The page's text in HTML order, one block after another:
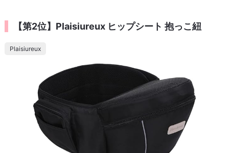
【第2位】Plaisiureux ヒップシート 抱っこ紐
Plaisiureux